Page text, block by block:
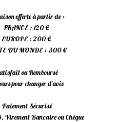
offerte à partir de :
FRANCE : 120 €
EUROPE : 200 €
DU MONDE : 300 €
ou Remboursé
pour changer d’avis
Paiement Sécurisé
Virement Bancaire ou Chèque